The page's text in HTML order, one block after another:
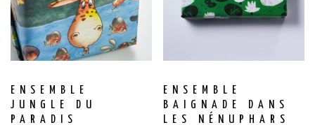
ENSEMBLE
JUNGLE DU
PARADIS
ENSEMBLE
BAIGNADE DANS
LES NÉNUPHARS